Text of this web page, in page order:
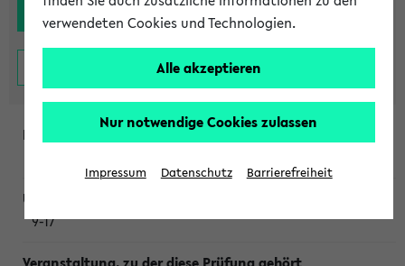
9-17
verwendeten Cookies und Technologien.
Alle akzeptieren
Nur notwendige Cookies zulassen
Impressum Datenschutz Barrierefreiheit